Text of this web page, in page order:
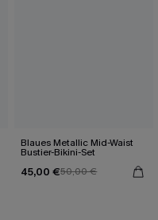
Blaues Metallic Mid-Waist
Bustier-Bikini-Set
45,00 €50,00 €